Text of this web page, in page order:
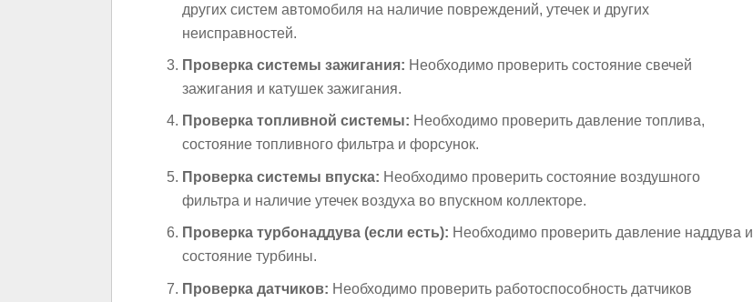
других систем автомобиля на наличие повреждений, утечек и других
неисправностей.
Проверка системы зажигания: Необходимо проверить состояние свечей
зажигания и катушек зажигания.
Проверка топливной системы: Необходимо проверить давление топлива,
состояние топливного фильтра и форсунок.
Проверка системы впуска: Необходимо проверить состояние воздушного
фильтра и наличие утечек воздуха во впускном коллекторе.
Проверка турбонаддува (если есть): Необходимо проверить давление наддува и
состояние турбины.
Проверка датчиков: Необходимо проверить работоспособность датчиков